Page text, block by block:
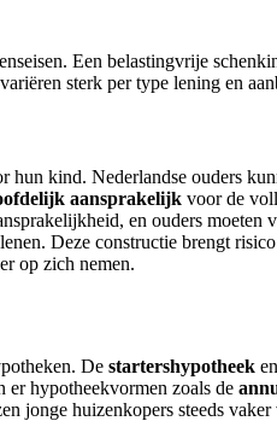
Een belastingvrije
sterk per type lening en
hun kind. Nederlandse ouders
aansprakelijk voor de
en ouders
Deze constructie brengt
op zich nemen.
De startershypotheek
er hypotheekvormen zoals de
jonge huizenkopers steeds vaker